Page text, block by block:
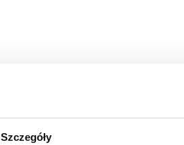
Szczegóły
Designer Outlet Warszawa ROS